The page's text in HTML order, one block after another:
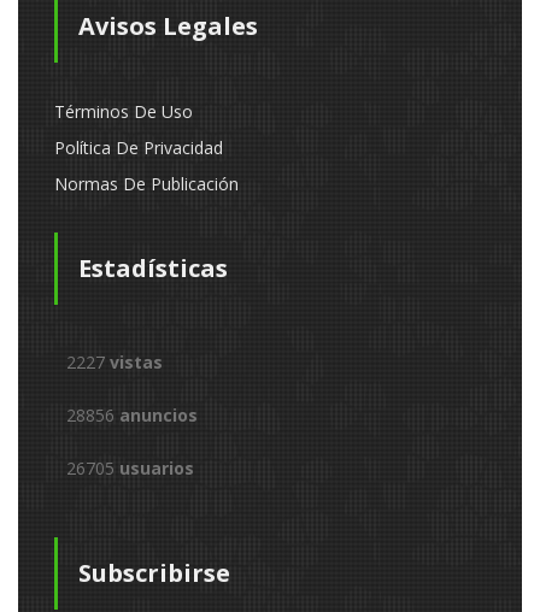
Avisos Legales
Términos De Uso
Política De Privacidad
Normas De Publicación
Estadísticas
2227 vistas
28856 anuncios
26705 usuarios
Subscribirse